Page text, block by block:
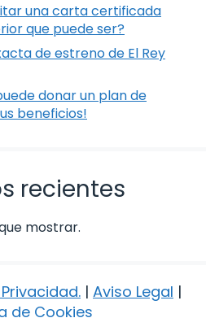
una carta certificada
que puede ser?
de estreno de El Rey
donar un plan de
beneficios!
recientes
mostrar.
. | Aviso Legal |
de Cookies